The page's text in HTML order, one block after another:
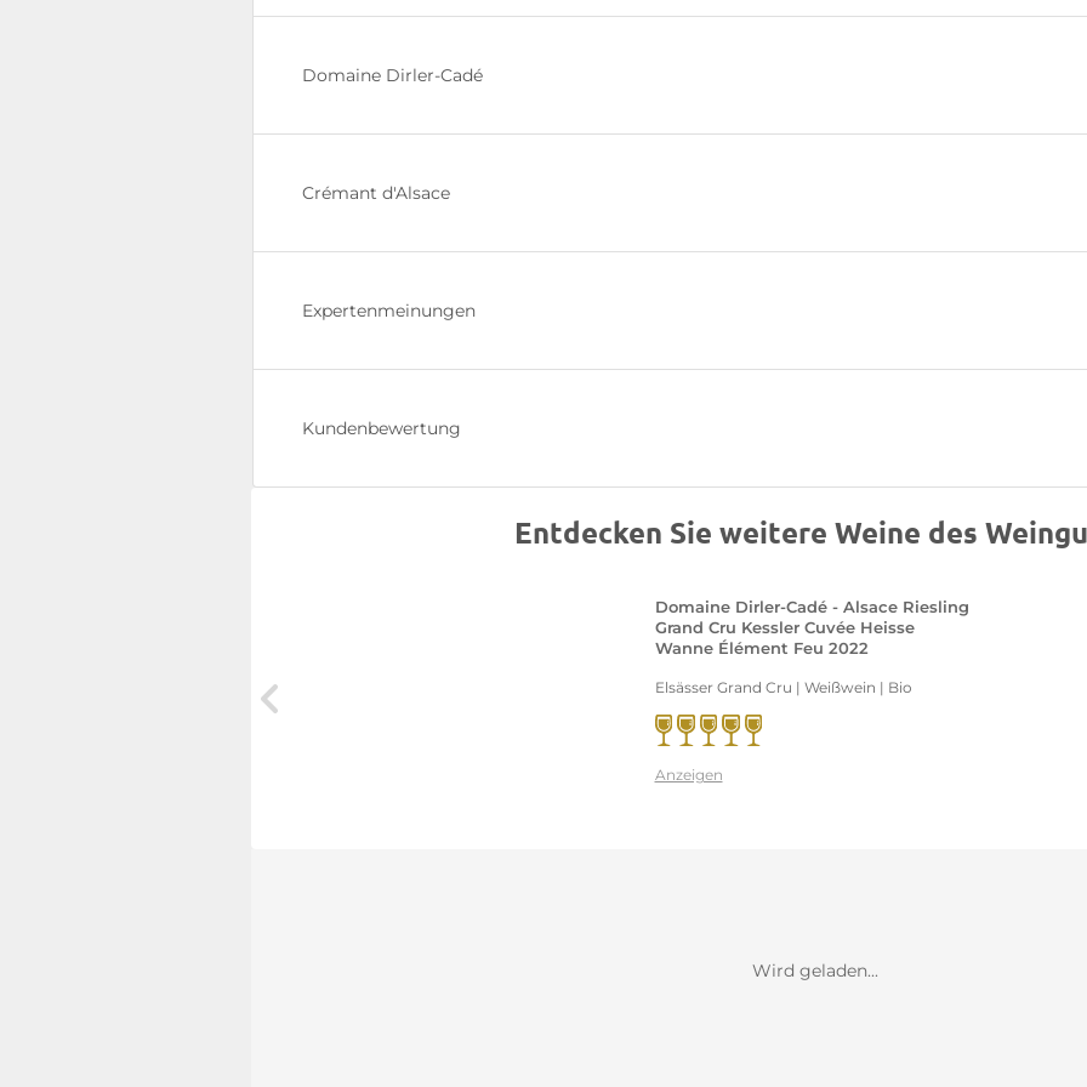
Domaine Dirler-Cadé
Crémant d'Alsace
Expertenmeinungen
Kundenbewertung
Entdecken Sie weitere Weine des
Domaine Dirler-Cadé - Alsace Riesling
Grand Cru Kessler Cuvée Heisse
Wanne Élément Feu 2022
Elsässer Grand Cru | Weißwein | Bio
Anzeigen
Wird geladen...